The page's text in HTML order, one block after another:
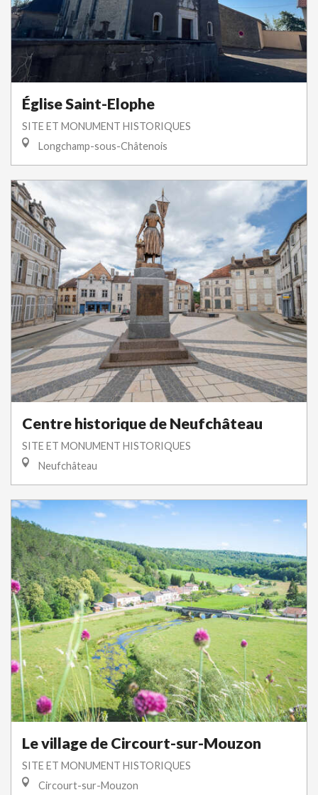
Église Saint-Elophe
SITE ET MONUMENT HISTORIQUES
Longchamp-sous-Châtenois
Centre historique de Neufchâteau
SITE ET MONUMENT HISTORIQUES
Neufchâteau
Le village de Circourt-sur-Mouzon
SITE ET MONUMENT HISTORIQUES
Circourt-sur-Mouzon